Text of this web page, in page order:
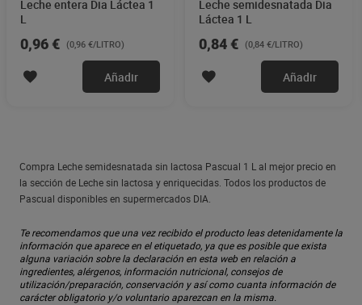
Leche entera Dia Láctea 1
L
0,96 € (0,96 €/LITRO)
Añadir
Leche semidesnatada Dia
Láctea 1 L
0,84 € (0,84 €/LITRO)
Añadir
Compra Leche semidesnatada sin lactosa Pascual 1 L al mejor precio en
la sección de Leche sin lactosa y enriquecidas. Todos los productos de
Pascual disponibles en supermercados DIA.
Te recomendamos que una vez recibido el producto leas detenidamente la
información que aparece en el etiquetado, ya que es posible que exista
alguna variación sobre la declaración en esta web en relación a
ingredientes, alérgenos, información nutricional, consejos de
utilización/preparación, conservación y así como cuanta información de
carácter obligatorio y/o voluntario aparezcan en la misma.